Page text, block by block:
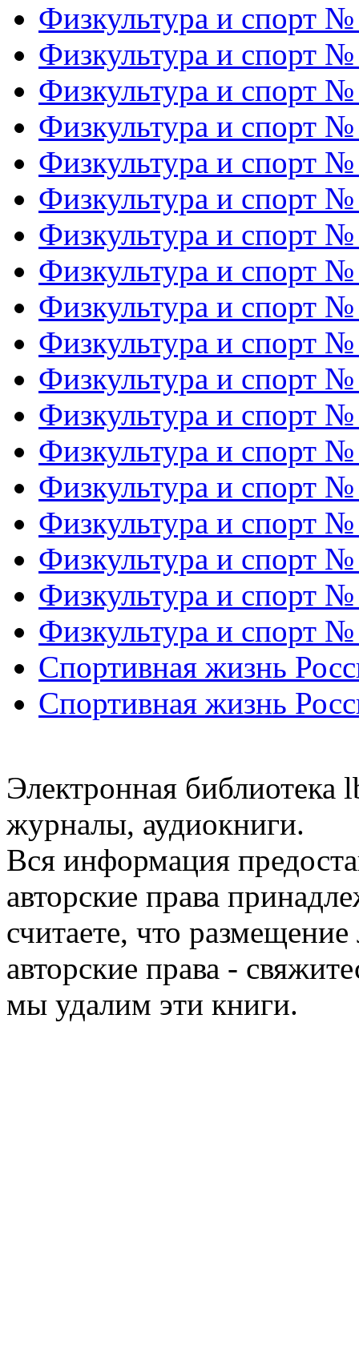
Физкультура и спорт
Физкультура и спорт
Физкультура и спорт
Физкультура и спорт
Физкультура и спорт
Физкультура и спорт
Физкультура и спорт
Физкультура и спорт
Физкультура и спорт
Физкультура и спорт
Физкультура и спорт
Физкультура и спорт
Физкультура и спорт
Физкультура и спорт
Физкультура и спорт
Физкультура и спорт
Физкультура и спорт
Физкультура и спорт
Спортивная жизнь
Спортивная жизнь
Электронная библиотека
журналы, аудиокниги.
Вся информация
авторские права
считаете, что
авторские права -
мы удалим эти книги.